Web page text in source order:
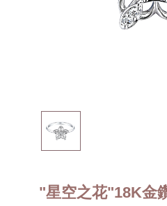
"星空之花"18K金